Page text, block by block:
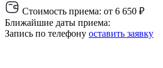
Стоимость приема: от 6 650 ₽
Ближайшие даты приема:
Запись по телефону оставить заявку